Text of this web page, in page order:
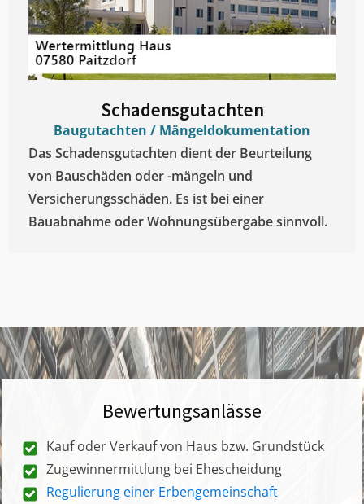
Schadensgutachten
Baugutachten / Mängeldokumentation
Das Schadensgutachten dient der Beurteilung
von Bauschäden oder -mängeln und
Versicherungsschäden. Es ist bei einer
Bauabnahme oder Wohnungsübergabe sinnvoll.
Bewertungsanlässe
Kauf oder Verkauf von Haus bzw. Grundstück
Zugewinnermittlung bei Ehescheidung
Regulierung einer Erbengemeinschaft